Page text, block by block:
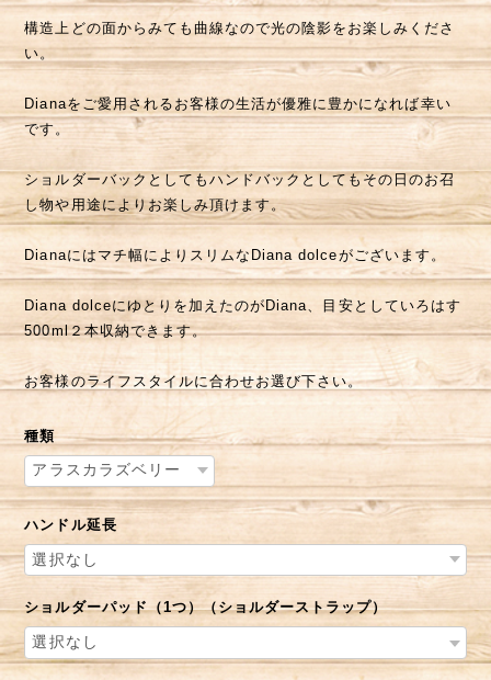
構造上どの面からみても曲線なので光の陰影をお楽しみくださ
い。
Dianaをご愛用されるお客様の生活が優雅に豊かになれば幸い
です。
ショルダーバックとしてもハンドバックとしてもその日のお召
し物や用途によりお楽しみ頂けます。
Dianaにはマチ幅によりスリムなDiana dolceがございます。
Diana dolceにゆとりを加えたのがDiana、目安としていろはす
500ml２本収納できます。
お客様のライフスタイルに合わせお選び下さい。
種類
ハンドル延長
ショルダーパッド（1つ）（ショルダーストラップ）